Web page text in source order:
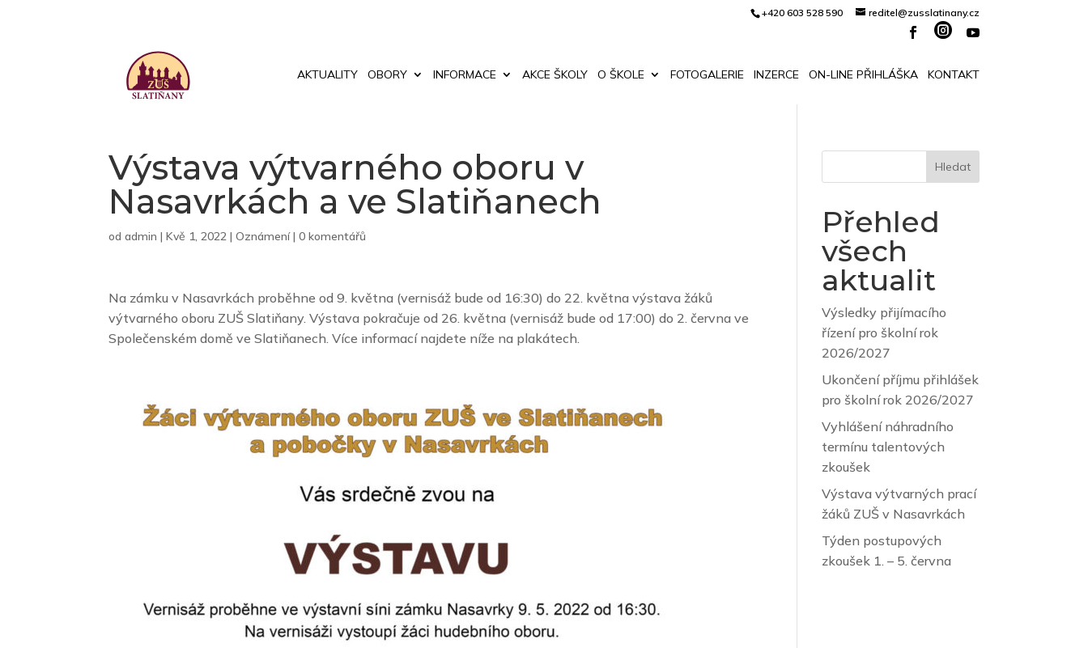
+420 603 528 590 reditel@zusslatinany.cz
AKTUALITY OBORY INFORMACE AKCE ŠKOLY O ŠKOLE FOTOGALERIE INZERCE ON-LINE PŘIHLÁŠKA KONTAKT
Výstava výtvarného oboru v
Nasavrkách a ve Slatiňanech
odadmin |Kvě 1, 2022 |Oznámení|0 komentářů
Na zámku v Nasavrkách proběhne od 9. května (vernisáž bude od 16:30) do 22. května výstava žáků
výtvarného oboru ZUŠ Slatiňany. Výstava pokračuje od 26. května (vernisáž bude od 17:00) do 2. června ve
Společenském domě ve Slatiňanech. Více informací najdete níže na plakátech.
Hledat
Přehled
všech
aktualit
Výsledky přijímacího
řízení pro školní rok
2026/2027
Ukončení příjmu přihlášek
pro školní rok 2026/2027
Vyhlášení náhradního
termínu talentových
zkoušek
Výstava výtvarných prací
žáků ZUŠ v Nasavrkách
Týden postupových
zkoušek 1. – 5. června